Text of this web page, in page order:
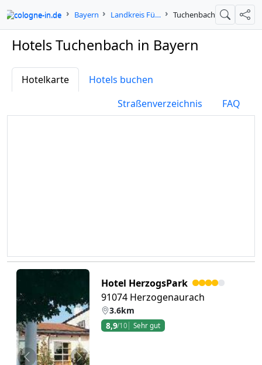
cologne-in.de Bayern Landkreis Fürth Tuchenbach Suche
Hotels Tuchenbach in Bayern
Hotelkarte
Hotels buchen
Straßenverzeichnis
FAQ
Hotel HerzogsPark
91074 Herzogenaurach
3.6km
8,9/10 Sehr gut